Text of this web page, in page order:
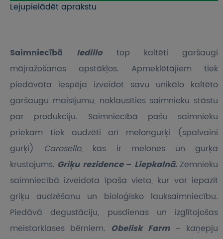
Lejupielādēt aprakstu
Saimniecībā Iedillo top kaltēti garšaugi
mājražošanas apstākļos. Apmeklētājiem tiek
piedāvāta iespēja izveidot savu unikālo kaltēto
garšaugu maisījumu, noklausīties saimnieku stāstu
par produkciju. Saimniecībā pašu saimnieku
priekam tiek audzēti arī melongurķi (spalvaini
gurķi) Carosello, kas ir melones un gurķa
krustojums. Griķu rezidence– Liepkalnā. Zemnieku
saimniecībā izveidota īpaša vieta, kur var iepazīt
griķu audzēšanu un bioloģisko lauksaimniecību.
Piedāvā degustāciju, pusdienas un izglītojošas
meistarklases bērniem. Obelisk Farm – kaņepju